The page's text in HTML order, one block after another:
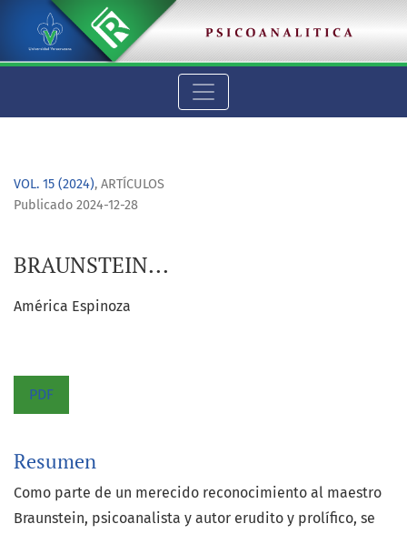
BRAUNSTEIN...
VOL. 15 (2024), ARTÍCULOS
BRAUNSTEIN...
Publicado 2024-12-28
América Espinoza
PDF
Resumen
Como parte de un merecido reconocimiento al maestro
Braunstein, psicoanalista y autor erudito y prolífico, se